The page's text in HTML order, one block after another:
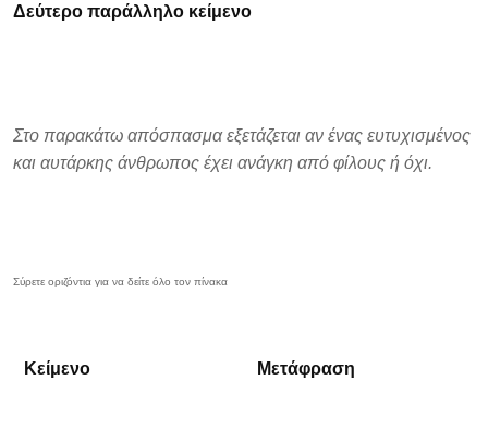
Δεύτερο παράλληλο κείμενο
Στο παρακάτω απόσπασμα εξετάζεται αν ένας ευτυχισμένος
και αυτάρκης άνθρωπος έχει ανάγκη από φίλους ή όχι.
Κείμενο Μετάφραση